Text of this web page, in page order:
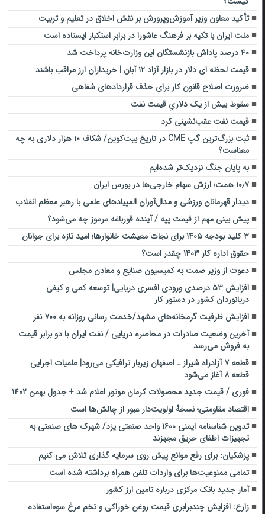
تأکید معاون وزیر آموزش‌وپرورش بر نقش اخلاق در تعلیم و تربیت
ملت ایران با تکیه بر فرهنگ عاشورا در برابر استکبار ایستاده است
۴۰ درصد پاداش بازنشستگان این وزارت‌خانه پرداخت شد
قیمت لحظه ای دلار در بازار آزاد ۱۲ آبان | خریداران ارز مراقب باشند
ضرورت اصلاح قانون کار برای حذف قراردادهای شفاهی
سقوط بیش از یک دلاریِ قیمت نفت
قیمت نفت عقب‌نشینی کرد
ثبت بزرگ‌ترین گپ CME در تاریخ بیت‌کوین/ شکاف ۱۰ هزار دلاری به چه
معناست؟
به پایان جنگ نزدیک‌تر شده‌ایم
۱۰٫۷ همت؛ ارزش سهام خارجی‌ها در بورس ایران
دیدار قهرمانان ورزشی و مدال‌آوران المپیادهای علمی با رهبر معظم انقلاب
پیش بینی مهم از قیمت پپه / آینده قورباغه مرموز چه می‌شود؟
۳ کلید بودجه ۱۴۰۵ برای نجات معیشت خانوارها؛ امید تازه برای جوانان
حقوق اداره کار ۱۴۰۳ چقدر است؟
دعوت از وزیر صمت به کمیسیون صنایع و معادن مجلس
افزایش ۵۳ درصدی ورودی افسری دریایی| توسعه کمی و کیفی
دریانوردان کشور در دستور کار
افزایش ظرفیت گرمخانه‌های مشهد/خدمت رسانی روزانه به ۷۰۰ نفر
آخرین وضعیت صادرات در محاصره دریایی / نفت ایران با دو برابر قیمت
به فروش می‌رسد
قطعه ۷ آزادراه شیراز ـ اصفهان زیربار ترافیکی می‌رود| علمیات اجرایی
قطعه ۸ آغاز می‌شود
فوری / قیمت جدید محصولات کرمان موتور اعلام شد + جدول بهمن ۱۴۰۲
اقتصاد مقاومتی؛ نسخهٔ اولویت‌دار عبور از چالش‌ها است
تدوین شناسنامه ایمنی ۱۶۰۰ واحد صنعتی یزد/ شهرک های صنعتی به
تجهیزات اطفای حریق مجهزند
پزشکیان: برای رفع موانع پیش روی سرمایه گذاری تلاش می کنیم
تمامی ممنوعیت‌ها برای واردات تلفن همراه برداشته شده است
آمار جدید بانک مرکزی درباره تامین ارز کشور
زارع: افزایش چندبرابری قیمت روغن خوراکی و تخم مرغ سوءاستفاده